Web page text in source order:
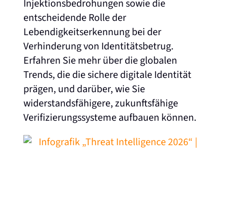
Injektionsbedrohungen sowie die
entscheidende Rolle der
Lebendigkeitserkennung bei der
Verhinderung von Identitätsbetrug.
Erfahren Sie mehr über die globalen
Trends, die die sichere digitale Identität
prägen, und darüber, wie Sie
widerstandsfähigere, zukunftsfähige
Verifizierungssysteme aufbauen können.